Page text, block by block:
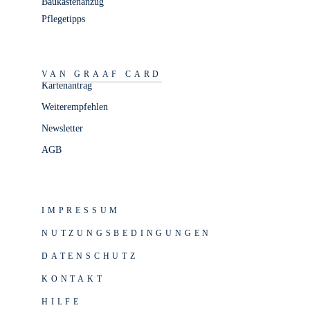
Pflegetipps
VAN GRAAF CARD
Kartenantrag
Weiterempfehlen
Newsletter
AGB
IMPRESSUM
NUTZUNGSBEDINGUNGEN
DATENSCHUTZ
KONTAKT
HILFE